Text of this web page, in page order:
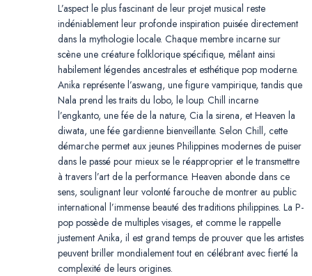
L’aspect le plus fascinant de leur projet musical reste
indéniablement leur profonde inspiration puisée directement
dans la mythologie locale. Chaque membre incarne sur
scène une créature folklorique spécifique, mêlant ainsi
habilement légendes ancestrales et esthétique pop moderne.
Anika représente l’aswang, une figure vampirique, tandis que
Nala prend les traits du lobo, le loup. Chill incarne
l’engkanto, une fée de la nature, Cia la sirena, et Heaven la
diwata, une fée gardienne bienveillante. Selon Chill, cette
démarche permet aux jeunes Philippines modernes de puiser
dans le passé pour mieux se le réapproprier et le transmettre
à travers l’art de la performance. Heaven abonde dans ce
sens, soulignant leur volonté farouche de montrer au public
international l’immense beauté des traditions philippines. La P-
pop possède de multiples visages, et comme le rappelle
justement Anika, il est grand temps de prouver que les artistes
peuvent briller mondialement tout en célébrant avec fierté la
complexité de leurs origines.